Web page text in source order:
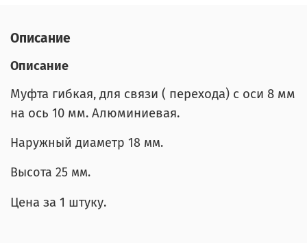
Описание
Описание
Муфта гибкая, для связи ( перехода) с оси 8 мм
на ось 10 мм. Алюминиевая.
Наружный диаметр 18 мм.
Высота 25 мм.
Цена за 1 штуку.